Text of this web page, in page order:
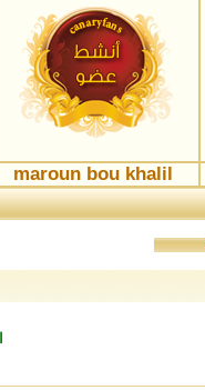
maroun bou khalil